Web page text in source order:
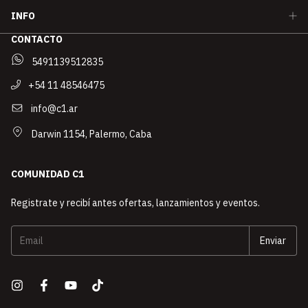
INFO
CONTACTO
5491139512835
+54 11 48546475
info@c1.ar
Darwin 1154, Palermo, Caba
COMUNIDAD C1
Registrate y recibí antes ofertas, lanzamientos y eventos.